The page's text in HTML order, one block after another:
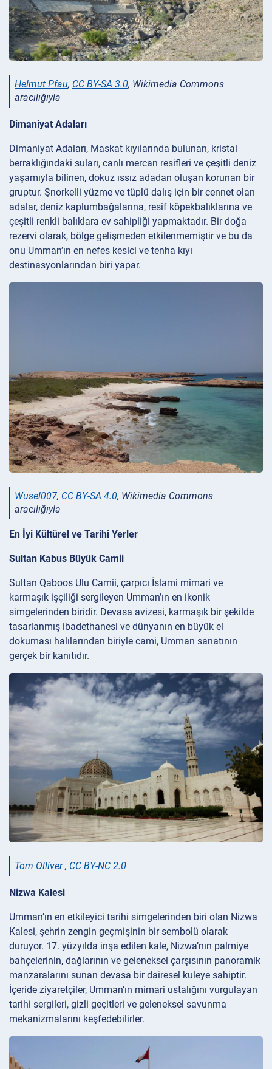
Helmut Pfau, CC BY-SA 3.0, Wikimedia Commons
aracılığıyla
Dimaniyat Adaları
Dimaniyat Adaları, Maskat kıyılarında bulunan, kristal
berraklığındaki suları, canlı mercan resifleri ve çeşitli deniz
yaşamıyla bilinen, dokuz ıssız adadan oluşan korunan bir
gruptur. Şnorkelli yüzme ve tüplü dalış için bir cennet olan
adalar, deniz kaplumbağalarına, resif köpekbalıklarına ve
çeşitli renkli balıklara ev sahipliği yapmaktadır. Bir doğa
rezervi olarak, bölge gelişmeden etkilenmemiştir ve bu da
onu Umman’ın en nefes kesici ve tenha kıyı
destinasyonlarından biri yapar.
Wusel007, CC BY-SA 4.0, Wikimedia Commons
aracılığıyla
En İyi Kültürel ve Tarihi Yerler
Sultan Kabus Büyük Camii
Sultan Qaboos Ulu Camii, çarpıcı İslami mimari ve
karmaşık işçiliği sergileyen Umman’ın en ikonik
simgelerinden biridir. Devasa avizesi, karmaşık bir şekilde
tasarlanmış ibadethanesi ve dünyanın en büyük el
dokuması halılarından biriyle cami, Umman sanatının
gerçek bir kanıtıdır.
Tom Olliver, CC BY-NC 2.0
Nizwa Kalesi
Umman’ın en etkileyici tarihi simgelerinden biri olan Nizwa
Kalesi, şehrin zengin geçmişinin bir sembolü olarak
duruyor. 17. yüzyılda inşa edilen kale, Nizwa’nın palmiye
bahçelerinin, dağlarının ve geleneksel çarşısının panoramik
manzaralarını sunan devasa bir dairesel kuleye sahiptir.
İçeride ziyaretçiler, Umman’ın mimari ustalığını vurgulayan
tarihi sergileri, gizli geçitleri ve geleneksel savunma
mekanizmalarını keşfedebilirler.